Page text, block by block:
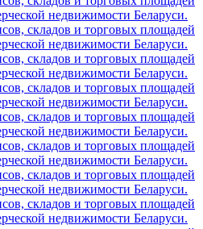
недвижимости Беларуси.
складов и торговых площадей
недвижимости Беларуси.
складов и торговых площадей
недвижимости Беларуси.
складов и торговых площадей
недвижимости Беларуси.
складов и торговых площадей
недвижимости Беларуси.
складов и торговых площадей
недвижимости Беларуси.
складов и торговых площадей
недвижимости Беларуси.
складов и торговых площадей
недвижимости Беларуси.